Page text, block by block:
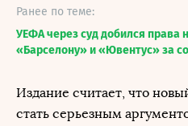
Ранее по теме:
УЕФА через суд добился права
«Барселону» и «Ювентус» за
Издание считает, что
стать серьезным